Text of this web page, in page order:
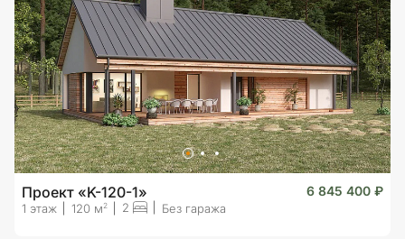
Проект «K-120-1» 6 845 400 ₽
1 этаж 120 м 2 2 Без гаража